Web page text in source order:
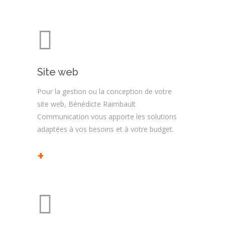
Site web
Pour la gestion ou la conception de votre
site web, Bénédicte Raimbault
Communication vous apporte les solutions
adaptées à vos besoins et à votre budget.
+